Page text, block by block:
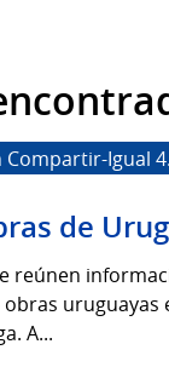
Igual
de
reúnen
A...